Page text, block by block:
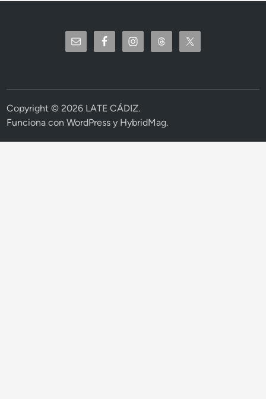
Copyright © 2026 LATE CÁDIZ.
Funciona conWordPress y HybridMag.